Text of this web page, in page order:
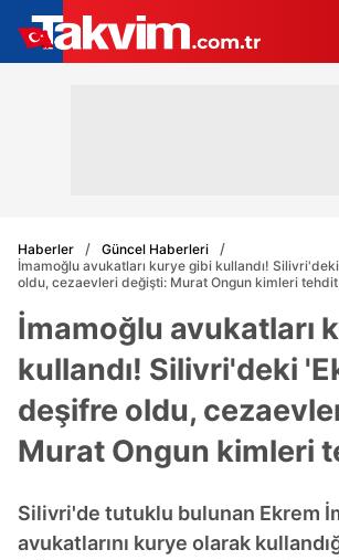
Haberler
Güncel Haberleri
İmamoğlu avukatları kurye gibi kullandı!
oldu, cezaevleri değişti: Murat Ongun kimleri
İmamoğlu avukatları
kullandı! Silivri'deki
deşifre oldu,
Murat Ongun kimleri
Silivri'de tutuklu bulunan Ekrem
avukatlarını kurye olarak